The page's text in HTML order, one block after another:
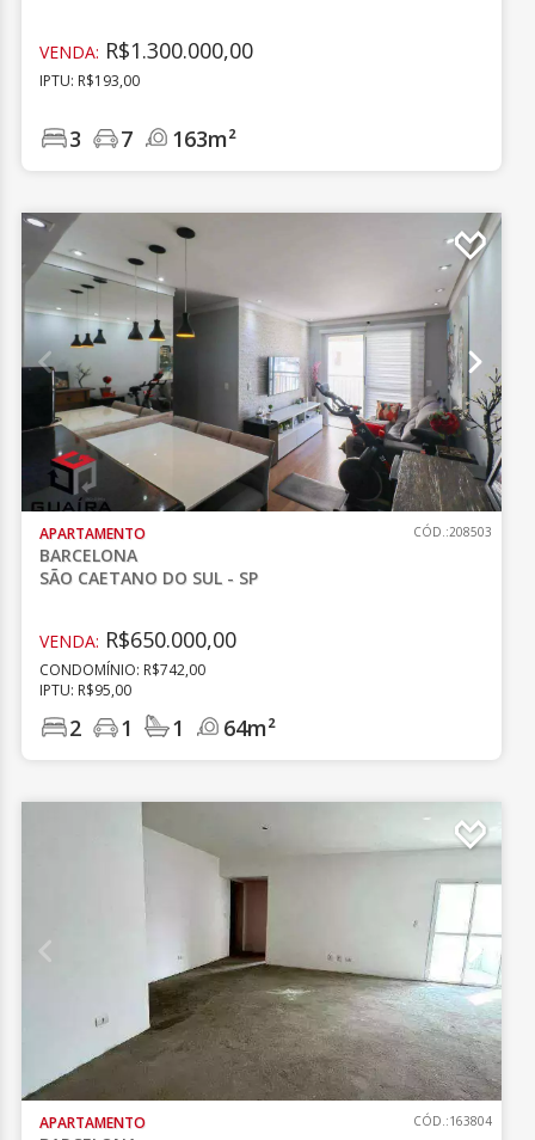
VENDA: R$1.300.000,00
IPTU: R$193,00
3 7 163m²
APARTAMENTO
BARCELONA
SÃO CAETANO DO SUL - SP
CÓD.:208503
VENDA: R$650.000,00
CONDOMÍNIO: R$742,00
IPTU: R$95,00
2 1 1 64m²
APARTAMENTO CÓD.:163804